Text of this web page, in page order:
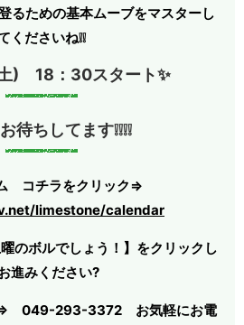
るための基本ムーブをマスターし
くださいね❕❕
) 18：30スタート✨
ちしてます❕❕❕❕
コチラをクリック⇒
limestone/calendar
のボルでしょう！】をクリックし
進みください?
049-293-3372 お気軽にお電